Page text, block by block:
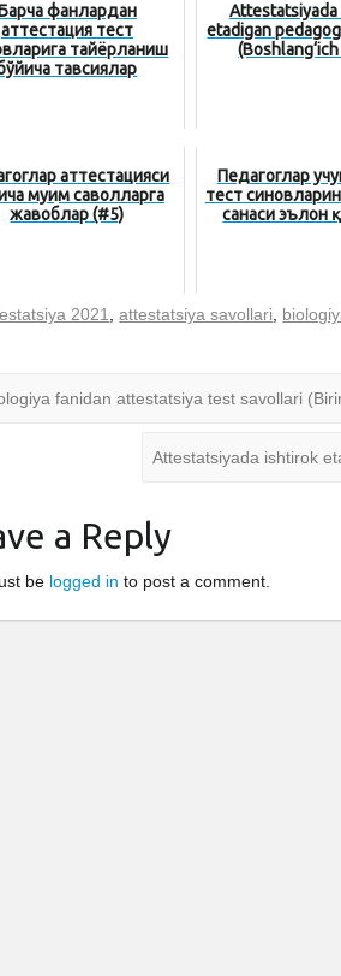
фанлардан
аттестация тест
тайёрланиш
тавсиялар
etadigan
(Boshlang‘ich
аттестацияси
муҳим саволларга
жавоблар (#5)
Педагоглар
тест
санаси эълон
2021 ,attestatsiya savollari
fanidan attestatsiya test savollari
Attestatsiyada ishtirok
a Reply
be logged in to post a comment.